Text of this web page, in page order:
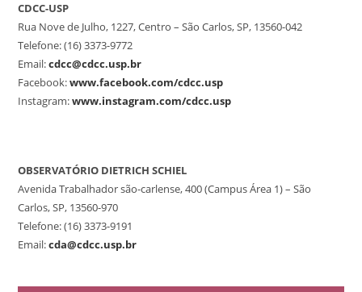
CDCC-USP
Rua Nove de Julho, 1227, Centro – São Carlos, SP, 13560-042
Telefone: (16) 3373-9772
Email:cdcc@cdcc.usp.br
Facebook:www.facebook.com/cdcc.usp
Instagram:www.instagram.com/cdcc.usp
OBSERVATÓRIO DIETRICH SCHIEL
Avenida Trabalhador são-carlense, 400 (Campus Área 1) – São
Carlos, SP, 13560-970
Telefone: (16) 3373-9191
Email:cda@cdcc.usp.br